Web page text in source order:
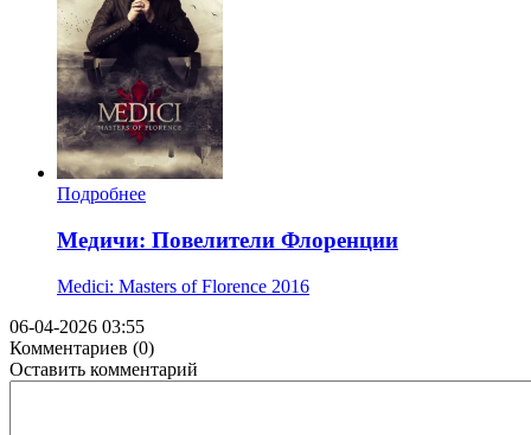
Подробнее
Медичи: Повелители Флоренции
Medici: Masters of Florence 2016
06-04-2026 03:55
Комментариев (0)
Оставить комментарий